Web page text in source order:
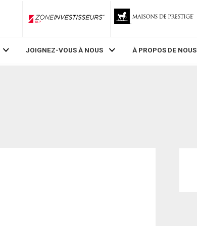
ZoneInvestisseurs RLP
JOIGNEZ-VOUS À NOUS À PROPOS DE NOUS